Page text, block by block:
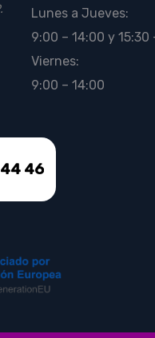
Lunes a Jueves:
9:00 – 14:00 y 15:30
Viernes:
9:00 – 14:00
46